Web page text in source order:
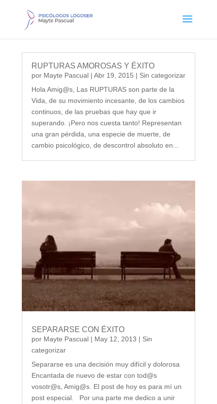
RUPTURAS AMOROSAS Y ÉXITO
por Mayte Pascual| Abr 19, 2015 | Sin categorizar
Hola Amig@s, Las RUPTURAS son parte de la
Vida, de su movimiento incesante, de los cambios
continuos, de las pruebas que hay que ir
superando. ¡Pero nos cuesta tanto! Representan
una gran pérdida, una especie de muerte, de
cambio psicológico, de descontrol absoluto en...
SEPARARSE CON ÉXITO
por Mayte Pascual| May 12, 2013 | Sin
categorizar
Separarse es una decisión muy difícil y dolorosa
Encantada de nuevo de estar con tod@s
vosotr@s, Amig@s. El post de hoy es para mí un
post especial. Por una parte me dedico a unir